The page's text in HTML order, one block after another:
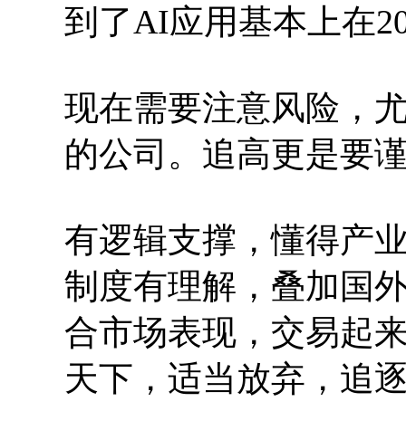
到了AI应用基本上在
现在需要注意风险，
的公司。追高更是要
有逻辑支撑，懂得产
制度有理解，叠加国
合市场表现，交易起
天下，适当放弃，追